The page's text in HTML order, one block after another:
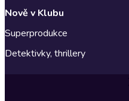
Nově v Klubu
Superprodukce
Detektivky, thrillery